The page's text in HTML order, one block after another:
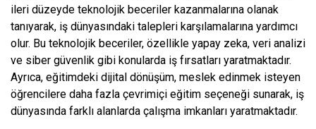
ileri düzeyde teknolojik beceriler kazanmalarına olanak
tanıyarak, iş dünyasındaki talepleri karşılamalarına yardımcı
olur. Bu teknolojik beceriler, özellikle yapay zeka, veri analizi
ve siber güvenlik gibi konularda iş fırsatları yaratmaktadır.
Ayrıca, eğitimdeki dijital dönüşüm, meslek edinmek isteyen
öğrencilere daha fazla çevrimiçi eğitim seçeneği sunarak, iş
dünyasında farklı alanlarda çalışma imkanları yaratmaktadır.